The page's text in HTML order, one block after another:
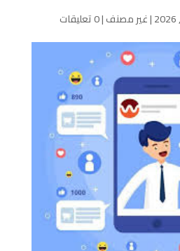
|غير مصنف|0 تعليقات